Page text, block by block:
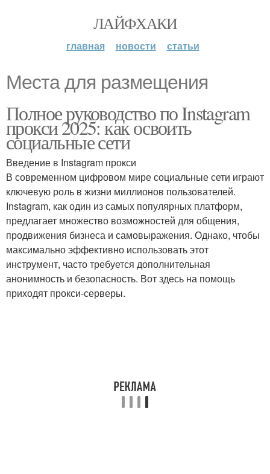
ЛАЙФХАКИ
главная новости статьи
Места для размещения
Полное руководство по Instagram
прокси 2025: как освоить
социальные сети
Введение в Instagram прокси
В современном цифровом мире социальные сети играют
ключевую роль в жизни миллионов пользователей.
Instagram, как один из самых популярных платформ,
предлагает множество возможностей для общения,
продвижения бизнеса и самовыражения. Однако, чтобы
максимально эффективно использовать этот
инструмент, часто требуется дополнительная
анонимность и безопасность. Вот здесь на помощь
приходят прокси-серверы.